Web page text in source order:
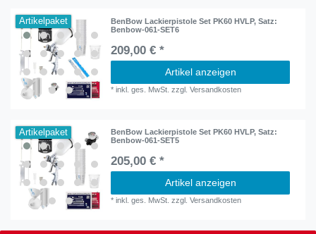
Artikelpaket BenBow Lackierpistole Set PK60 HVLP, Satz:
Benbow-061-SET6
209,00 € *
Artikel anzeigen
*inkl. ges. MwSt. zzgl.Versandkosten
Artikelpaket BenBow Lackierpistole Set PK60 HVLP, Satz:
Benbow-061-SET5
205,00 € *
Artikel anzeigen
*inkl. ges. MwSt. zzgl.Versandkosten